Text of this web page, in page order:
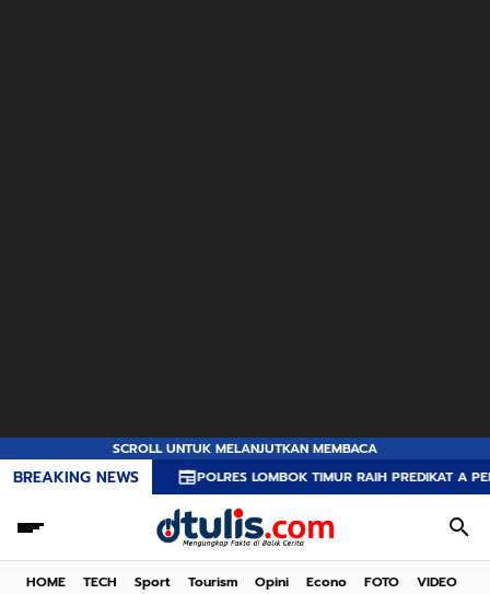
SCROLL UNTUK MELANJUTKAN MEMBACA
BREAKING NEWSPOLRES LOMBOK TIMUR RAIH PREDIKAT A PELAYANAN PRIMA,
HOME TECH Sport Tourism Opini Econo FOTO VIDEO